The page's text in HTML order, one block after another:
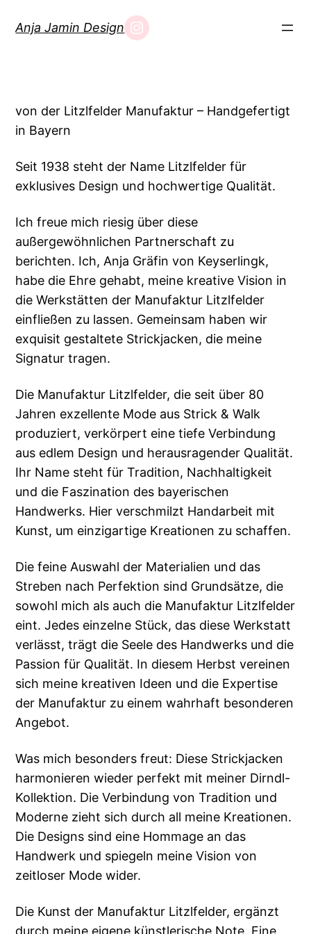
zumAnja Jamin Design
von der Litzlfelder Manufaktur – Handgefertigt
in Bayern
Seit 1938 steht der Name Litzlfelder für
exklusives Design und hochwertige Qualität.
Ich freue mich riesig über diese
außergewöhnlichen Partnerschaft zu
berichten. Ich, Anja Gräfin von Keyserlingk,
habe die Ehre gehabt, meine kreative Vision in
die Werkstätten der Manufaktur Litzlfelder
einfließen zu lassen. Gemeinsam haben wir
exquisit gestaltete Strickjacken, die meine
Signatur tragen.
Die Manufaktur Litzlfelder, die seit über 80
Jahren exzellente Mode aus Strick & Walk
produziert, verkörpert eine tiefe Verbindung
aus edlem Design und herausragender Qualität.
Ihr Name steht für Tradition, Nachhaltigkeit
und die Faszination des bayerischen
Handwerks. Hier verschmilzt Handarbeit mit
Kunst, um einzigartige Kreationen zu schaffen.
Die feine Auswahl der Materialien und das
Streben nach Perfektion sind Grundsätze, die
sowohl mich als auch die Manufaktur Litzlfelder
eint. Jedes einzelne Stück, das diese Werkstatt
verlässt, trägt die Seele des Handwerks und die
Passion für Qualität. In diesem Herbst vereinen
sich meine kreativen Ideen und die Expertise
der Manufaktur zu einem wahrhaft besonderen
Angebot.
Was mich besonders freut: Diese Strickjacken
harmonieren wieder perfekt mit meiner Dirndl-
Kollektion. Die Verbindung von Tradition und
Moderne zieht sich durch all meine Kreationen.
Die Designs sind eine Hommage an das
Handwerk und spiegeln meine Vision von
zeitloser Mode wider.
Die Kunst der Manufaktur Litzlfelder, ergänzt